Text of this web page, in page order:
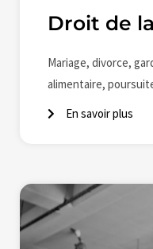
Droit de
Mariage, divorce,
alimentaire,
En savoir plus